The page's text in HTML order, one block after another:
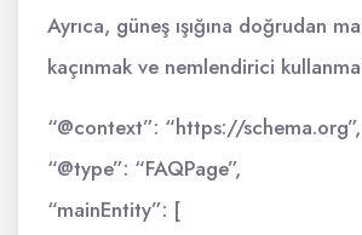
Ayrıca, güneş ışığına doğrudan
kaçınmak ve nemlendirici
“@context”: “https://schema.org”,
“@type”: “FAQPage”,
“mainEntity”: [